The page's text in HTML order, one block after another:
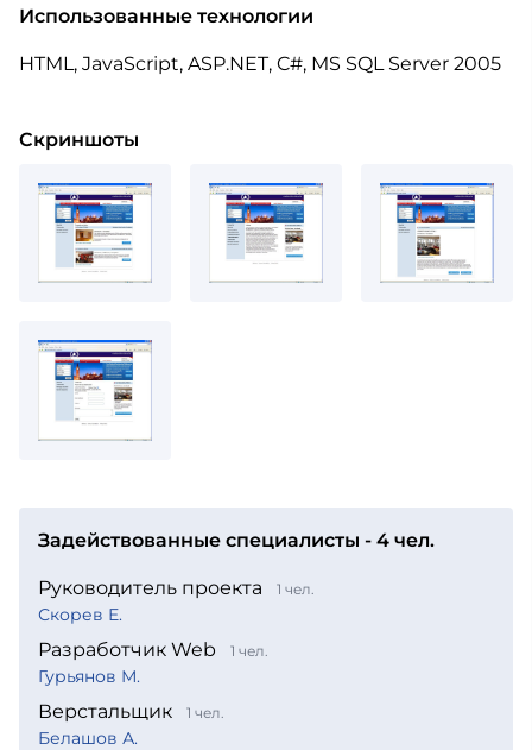
Использованные технологии
HTML, JavaScript, ASP.NET, C#, MS SQL Server 2005
Скриншоты
Задействованные специалисты - 4 чел.
Руководитель проекта 1 чел.
Скорев Е.
Разработчик Web 1 чел.
Гурьянов М.
Верстальщик 1 чел.
Белашов А.